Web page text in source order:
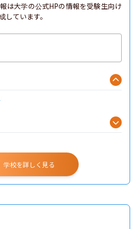
は大学の公式HPの情報を受験生向け
しています。
学校を詳しく見る